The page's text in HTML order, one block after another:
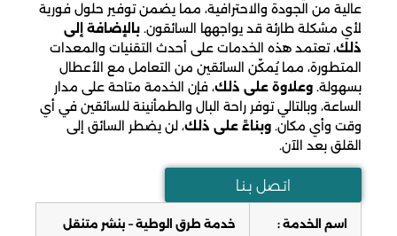
عالية من الجودة والاحترافية، مما يضمن توفير حلول فورية
لأي مشكلة طارئة قد يواجهها السائقون. بالإضافة إلى
ذلك، تعتمد هذه الخدمات على أحدث التقنيات والمعدات
المتطورة، مما يُمكّن السائقين من التعامل مع الأعطال
بسهولة. وعلاوة على ذلك، فإن الخدمة متاحة على مدار
الساعة، وبالتالي توفر راحة البال والطمأنينة للسائقين في أي
وقت وأي مكان. وبناءً على ذلك، لن يضطر السائق إلى
القلق بعد الآن.
اتـصل بـنـا
اسم الخدمة : خدمة طرق الوطية – بنشر متنقل